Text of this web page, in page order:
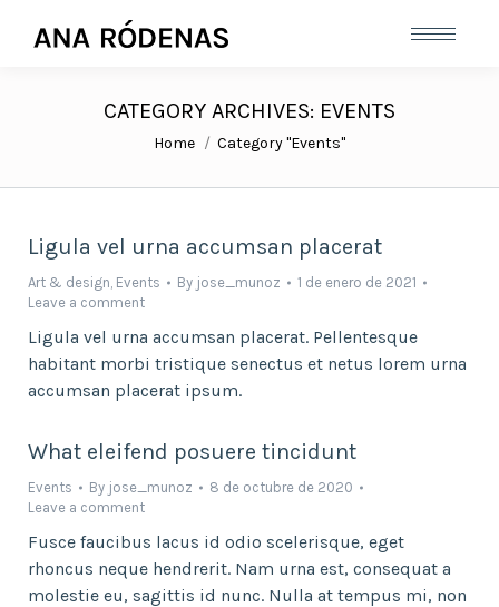
CATEGORY ARCHIVES: EVENTS
You are here:
Home Category "Events"
Ligula vel urna accumsan placerat
Art & design, Events By jose_munoz
1 de enero de 2021
Leave a comment
Ligula vel urna accumsan placerat. Pellentesque
habitant morbi tristique senectus et netus lorem urna
accumsan placerat ipsum.
What eleifend posuere tincidunt
Events By jose_munoz
8 de octubre de 2020
Leave a comment
Fusce faucibus lacus id odio scelerisque, eget
rhoncus neque hendrerit. Nam urna est, consequat a
molestie eu, sagittis id nunc. Nulla at tempus mi, non